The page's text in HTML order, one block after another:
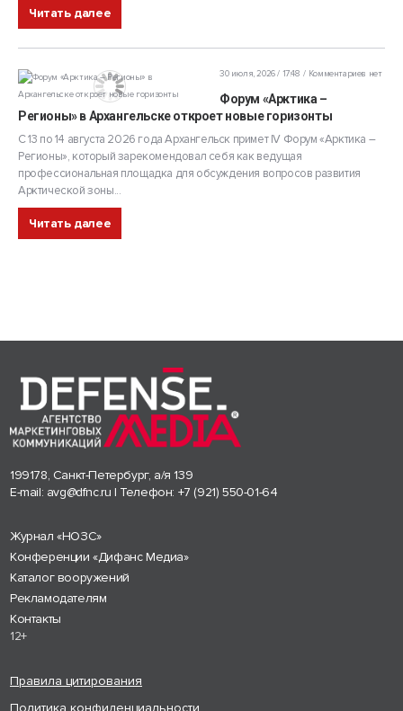
Читать далее
30 июля, 2026 / 17:48 Комментариев нет
Форум «Арктика –
Регионы» в Архангельске откроет новые горизонты
С 13 по 14 августа 2026 года Архангельск примет IV Форум «Арктика –
Регионы», который зарекомендовал себя как ведущая
профессиональная площадка для обсуждения вопросов развития
Арктической зоны...
Читать далее
199178, Санкт-Петербург, а/я 139
E-mail: avg@dfnc.ru | Телефон: +7 (921) 550-01-64
Журнал «НОЗС»
Конференции «Дифанс Медиа»
Каталог вооружений
Рекламодателям
Контакты
12+
Правила цитирования
Политика конфиденциальности